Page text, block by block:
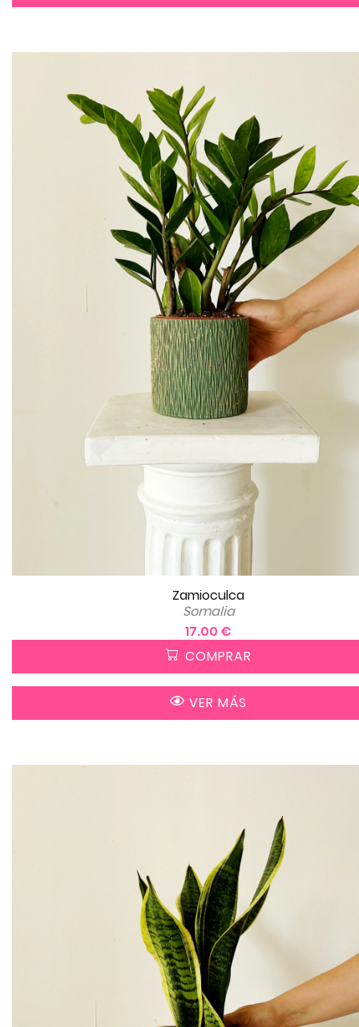
Zamioculca
Somalia
17.00 €
COMPRAR
VER MÁS